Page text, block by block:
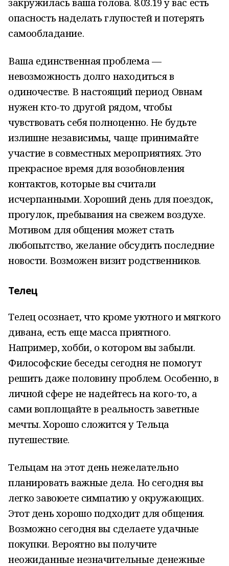
опасность наделать глупостей и потерять
самообладание.
Ваша единственная проблема —
невозможность долго находиться в
одиночестве. В настоящий период Овнам
нужен кто-то другой рядом, чтобы
чувствовать себя полноценно. Не будьте
излишне независимы, чаще принимайте
участие в совместных мероприятиях. Это
прекрасное время для возобновления
контактов, которые вы считали
исчерпанными. Хороший день для поездок,
прогулок, пребывания на свежем воздухе.
Мотивом для общения может стать
любопытство, желание обсудить последние
новости. Возможен визит родственников.
Телец
Телец осознает, что кроме уютного и мягкого
дивана, есть еще масса приятного.
Например, хобби, о котором вы забыли.
Философские беседы сегодня не помогут
решить даже половину проблем. Особенно, в
личной сфере не надейтесь на кого-то, а
сами воплощайте в реальность заветные
мечты. Хорошо сложится у Тельца
путешествие.
Тельцам на этот день нежелательно
планировать важные дела. Но сегодня вы
легко завоюете симпатию у окружающих.
Этот день хорошо подходит для общения.
Возможно сегодня вы сделаете удачные
покупки. Вероятно вы получите
неожиданные незначительные денежные